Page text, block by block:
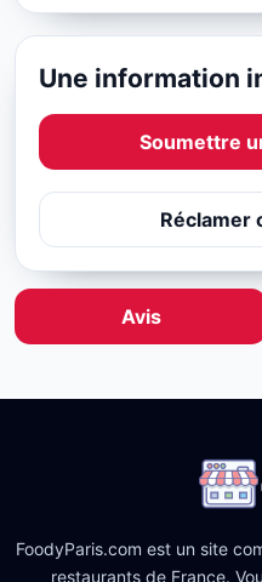
Une information
Soumettre
Réclamer
Avis
FoodyParis.com est un site
restaurants de France.